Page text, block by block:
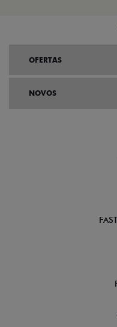
OFERTAS
NOVOS